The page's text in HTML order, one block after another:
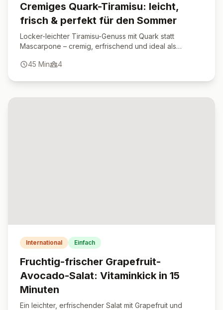
Cremiges Quark-Tiramisu: leicht,
frisch & perfekt für den Sommer
Locker-leichter Tiramisu-Genuss mit Quark statt
Mascarpone – cremig, erfrischend und ideal als
45 Min 4
International Einfach
Fruchtig-frischer Grapefruit-
Avocado-Salat: Vitaminkick in 15
Minuten
Ein leichter, erfrischender Salat mit Grapefruit und